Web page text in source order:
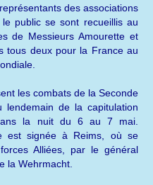
des associations
public se sont recueillis au
de Messieurs Amourette et
tous deux pour la France au
les combats de la Seconde
lendemain de la capitulation
la nuit du 6 au 7 mai.
est signée à Reims, où se
Alliées, par le général
la Wehrmacht.